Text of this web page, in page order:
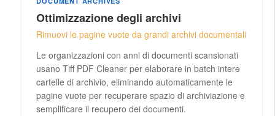
Ottimizzazione degli archivi
Rimuovi le pagine vuote da grandi archivi documentali
Le organizzazioni con anni di documenti scansionati
usano Tiff PDF Cleaner per elaborare in batch intere
cartelle di archivio, eliminando automaticamente le
pagine vuote per recuperare spazio di archiviazione e
semplificare il recupero dei documenti.